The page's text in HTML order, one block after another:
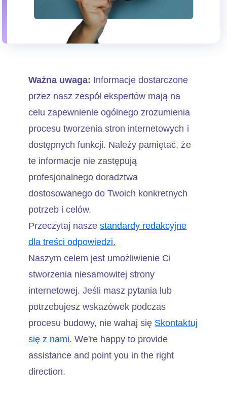
Ważna uwaga: Informacje dostarczone
przez nasz zespół ekspertów mają na
celu zapewnienie ogólnego zrozumienia
procesu tworzenia stron internetowych i
dostępnych funkcji. Należy pamiętać, że
te informacje nie zastępują
profesjonalnego doradztwa
dostosowanego do Twoich konkretnych
potrzeb i celów.
Przeczytaj nasze standardy redakcyjne
dla treści odpowiedzi.
Naszym celem jest umożliwienie Ci
stworzenia niesamowitej strony
internetowej. Jeśli masz pytania lub
potrzebujesz wskazówek podczas
procesu budowy, nie wahaj się Skontaktuj
się z nami. We're happy to provide
assistance and point you in the right
direction.